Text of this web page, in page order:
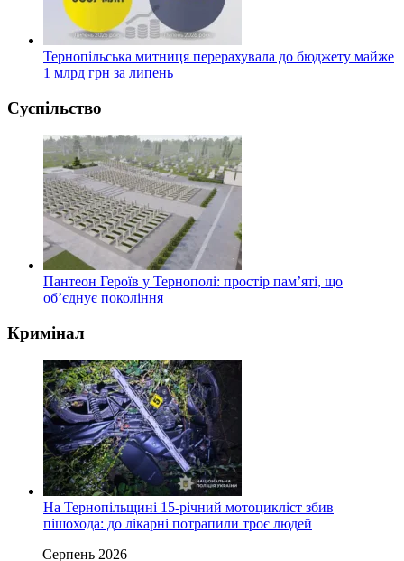
Тернопільська митниця перерахувала до бюджету майже
1 млрд грн за липень
Суспільство
Пантеон Героїв у Тернополі: простір пам’яті, що
об’єднує покоління
Кримінал
На Тернопільщині 15-річний мотоцикліст збив
пішохода: до лікарні потрапили троє людей
Серпень 2026